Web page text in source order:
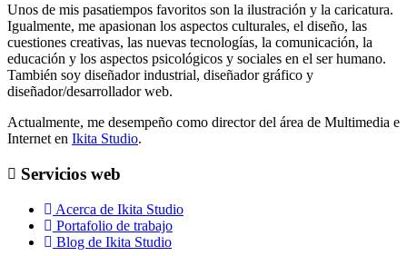
Unos de mis pasatiempos favoritos son la ilustración y la caricatura.
Igualmente, me apasionan los aspectos culturales, el diseño, las
cuestiones creativas, las nuevas tecnologías, la comunicación, la
educación y los aspectos psicológicos y sociales en el ser humano.
También soy diseñador industrial, diseñador gráfico y
diseñador/desarrollador web.
Actualmente, me desempeño como director del área de Multimedia e
Internet en Ikita Studio.
Servicios web
Acerca de Ikita Studio
Portafolio de trabajo
Blog de Ikita Studio